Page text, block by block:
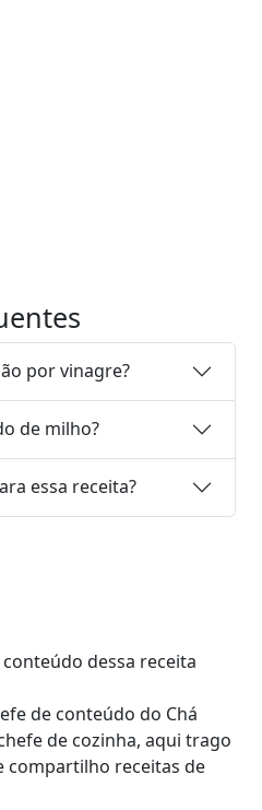
por vinagre?
de milho?
essa receita?
dessa receita
de conteúdo do Chá
de cozinha, aqui trago
compartilho receitas de